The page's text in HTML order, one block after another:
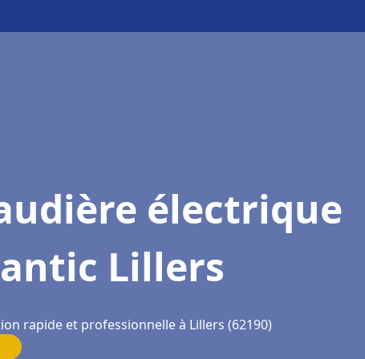
électrique
Lillers
rapide et professionnelle à Lillers (62190)